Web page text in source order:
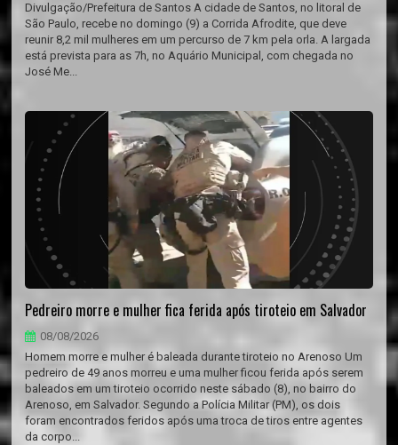
Divulgação/Prefeitura de Santos A cidade de Santos, no litoral de
São Paulo, recebe no domingo (9) a Corrida Afrodite, que deve
reunir 8,2 mil mulheres em um percurso de 7 km pela orla. A largada
está prevista para as 7h, no Aquário Municipal, com chegada no
José Me...
Pedreiro morre e mulher fica ferida após tiroteio em Salvador
08/08/2026
Homem morre e mulher é baleada durante tiroteio no Arenoso Um
pedreiro de 49 anos morreu e uma mulher ficou ferida após serem
baleados em um tiroteio ocorrido neste sábado (8), no bairro do
Arenoso, em Salvador. Segundo a Polícia Militar (PM), os dois
foram encontrados feridos após uma troca de tiros entre agentes
da corpo...